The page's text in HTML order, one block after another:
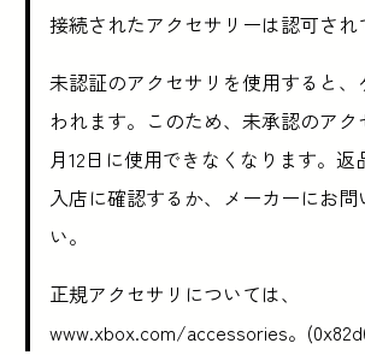
接続されたアクセサリーは認可され
未認証のアクセサリを使用すると、
われます。このため、未承認のアク
月12日に使用できなくなります。
入店に確認するか、メーカーにお問
い。
正規アクセサリについては、
www.xbox.com/accessories。